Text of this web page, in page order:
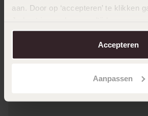
aan. Door op ‘accepteren’ te klikken
over in onscookiebeleid.
Accepteren
Aanpassen
Anderen kochten